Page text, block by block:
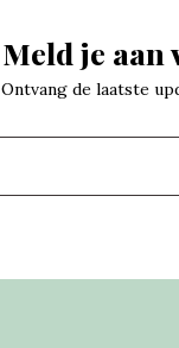
Meld je aan
Ontvang de laatste